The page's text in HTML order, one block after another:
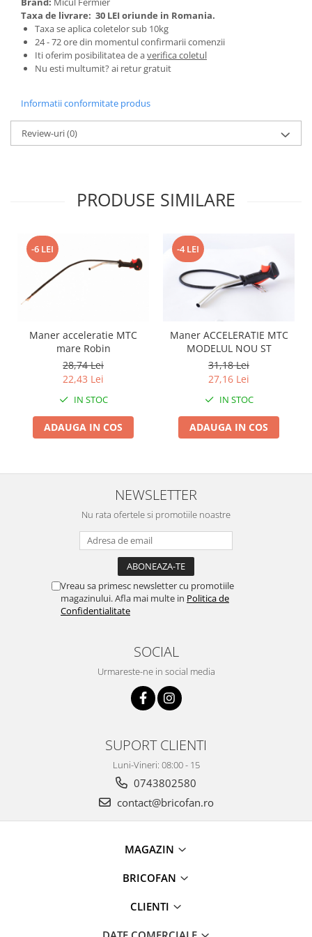
Tractoraș de tuns gazonul
Zootehnie
Incubatoare, oparitoare si
deplumatoare
Echipamente pentru animale
Piese si accesorii aparate de tuns
animale
Tarcuri animale
Roabe & accesorii
Mobilier gradina
Corturi, Prelate si plase de
umbrire
Lopeti zapada
Zdrobitoare electrice
Zdrobitoare electrice & manuale
Zdrobitoare manuale
Masini de cusut si accesorii
Articole antidaunatori gradina
Unelte manuale de gradina -
Masini de maturat manuale
Masini batut stalpi
Aragaze, plite, piese butelii de
Accesorii aragaze & butelii
Pirostrii si accesorii pentru gatit
Prelungitoare & cabluri electrice
Becuri
Taxa de livrare: 30 LEI oriunde in Romania.
Taxa se aplica coletelor sub 10kg
24 - 72 ore din momentul confirmarii comenzii
Iti oferim posibilitatea de averifica coletul
Nu esti multumit? ai retur gratuit
Informatii conformitate produs
Review-uri(0)
PRODUSE SIMILARE
-6 LEI
Maner acceleratie MTC
mare Robin
28,74 Lei
22,43 Lei
IN STOC
ADAUGA IN COS
-4 LEI
Maner ACCELERATIE MTC
MODELUL NOU ST
31,18 Lei
27,16 Lei
IN STOC
ADAUGA IN COS
NEWSLETTER
Nu rata ofertele si promotiile noastre
Vreau sa primesc newsletter cu promotiile
magazinului. Afla mai multe in Politica de
Confidentialitate
SOCIAL
Urmareste-ne in social media
SUPORT CLIENTI
Luni-Vineri: 08:00 - 15
0743802580
contact@bricofan.ro
MAGAZIN
BRICOFAN
CLIENTI